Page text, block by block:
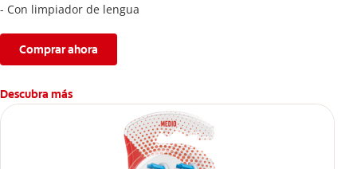
- Con limpiador de lengua
Comprar ahora
Descubra más